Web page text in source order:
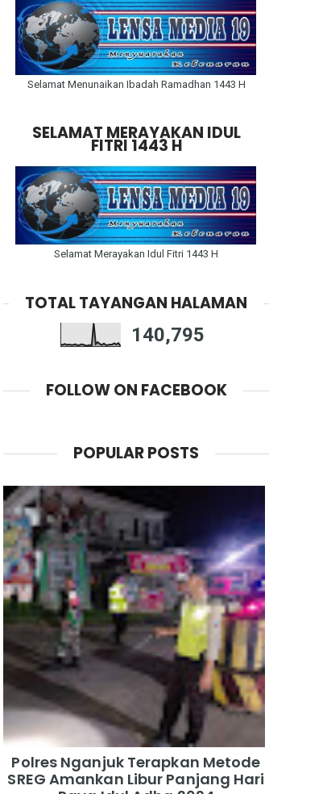
Selamat Menunaikan Ibadah Ramadhan 1443 H
SELAMAT MERAYAKAN IDUL
FITRI 1443 H
Selamat Merayakan Idul Fitri 1443 H
TOTAL TAYANGAN HALAMAN
140,795
FOLLOW ON FACEBOOK
POPULAR POSTS
Polres Nganjuk Terapkan Metode
SREG Amankan Libur Panjang Hari